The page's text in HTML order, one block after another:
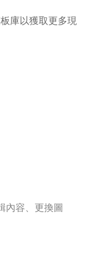
庫以獲取更多現
內容、更換圖